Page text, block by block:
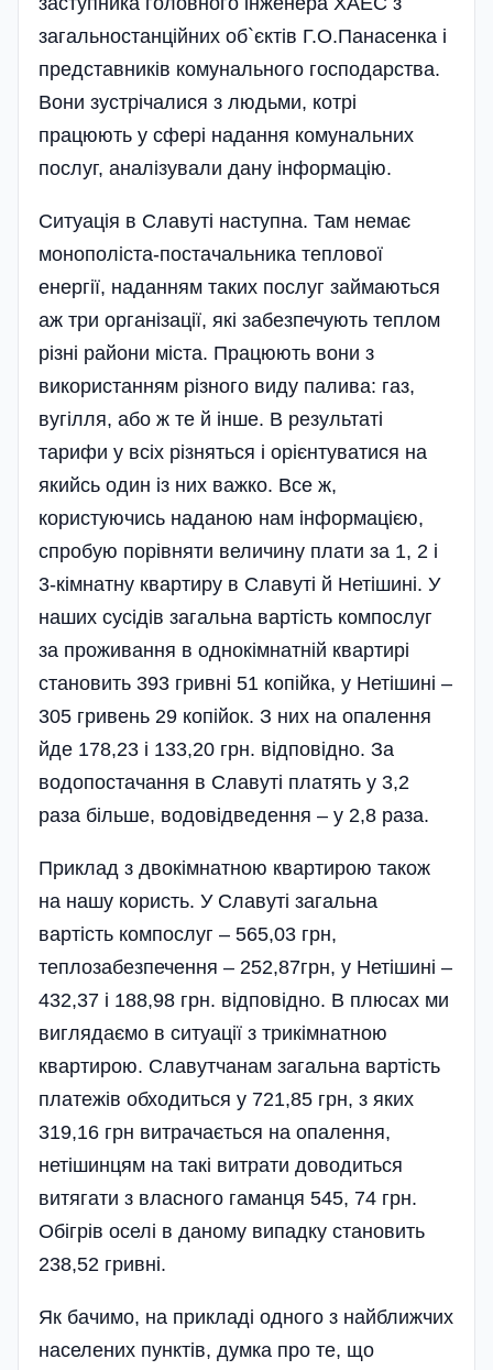
загальностанційних об`єктів Г.О.Панасенка і
представників комунального господарства.
Вони зустрічалися з людьми, котрі
працюють у сфері надання комунальних
послуг, аналізували дану інформацію.
Ситуація в Славуті наступна. Там немає
монополіста-постачальника теплової
енергії, наданням таких послуг займаються
аж три організації, які забезпечують теплом
різні райони міста. Працюють вони з
використанням різного виду палива: газ,
вугілля, або ж те й інше. В результаті
тарифи у всіх різняться і орієнтуватися на
якийсь один із них важко. Все ж,
користуючись наданою нам інформацією,
спробую порівняти величину плати за 1, 2 і
3-кімнатну квартиру в Славуті й Нетішині. У
наших сусідів загальна вартість компослуг
за проживання в однокімнатній квартирі
становить 393 гривні 51 копійка, у Нетішині –
305 гривень 29 копійок. З них на опалення
йде 178,23 і 133,20 грн. відповідно. За
водопостачання в Славуті платять у 3,2
раза більше, водовідведення – у 2,8 раза.
Приклад з двокімнатною квартирою також
на нашу користь. У Славуті загальна
вартість компослуг – 565,03 грн,
теплозабезпечення – 252,87грн, у Нетішині –
432,37 і 188,98 грн. відповідно. В плюсах ми
виглядаємо в ситуації з трикімнатною
квартирою. Славутчанам загальна вартість
платежів обходиться у 721,85 грн, з яких
319,16 грн витрачається на опалення,
нетішинцям на такі витрати доводиться
витягати з власного гаманця 545, 74 грн.
Обігрів оселі в даному випадку становить
238,52 гривні.
Як бачимо, на прикладі одного з найближчих
населених пунктів, думка про те, що